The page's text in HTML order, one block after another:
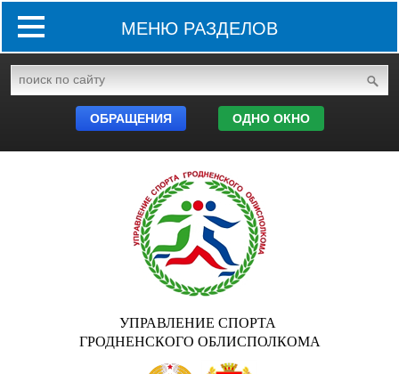
МЕНЮ РАЗДЕЛОВ
ОБРАЩЕНИЯ ОДНО ОКНО
УПРАВЛЕНИЕ СПОРТА
ГРОДНЕНСКОГО ОБЛИСПОЛКОМА